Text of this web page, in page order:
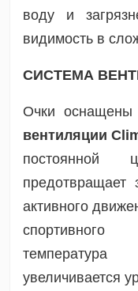
воду и
видимость в
СИСТЕМА
Очки оснащены
вентиляции
постоянной
предотвращает
активного
увеличивается